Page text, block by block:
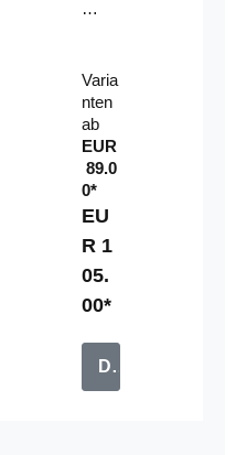
D-
el
un
mi
t
Fe
rn
be
di
en
u
n
g
Varia
nten
ab
EUR
89.0
0*
EU
R 1
05.
00*
Details